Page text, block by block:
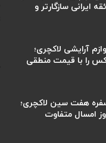
ایرانی سازگارتر و
آرایشی لاکچری؛
را با قیمت منطقی
هفت سین لاکچری؛
امسال متفاوت